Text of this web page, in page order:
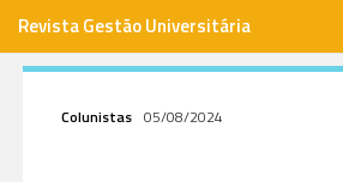
Revista Gestão Universitária
Colunistas 05/08/2024